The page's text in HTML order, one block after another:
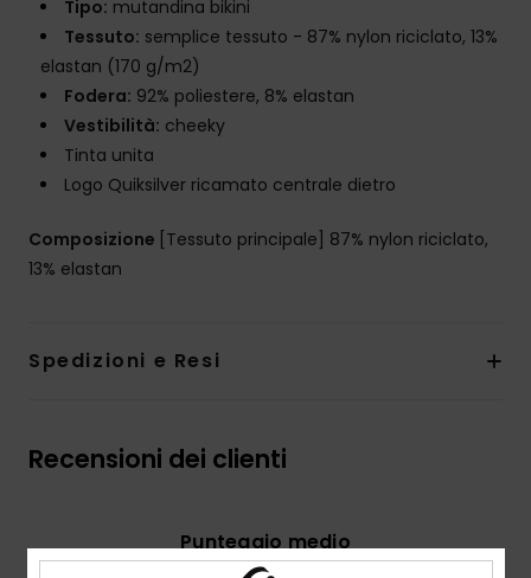
Tipo: mutandina bikini
Tessuto: semplice tessuto - 87% nylon riciclato, 13%
elastan (170 g/m2)
Fodera: 92% poliestere, 8% elastan
Vestibilità: cheeky
Tinta unita
Logo Quiksilver ricamato centrale dietro
Composizione [Tessuto principale] 87% nylon riciclato,
13% elastan
Spedizioni e Resi
Recensioni dei clienti
Punteggio medio